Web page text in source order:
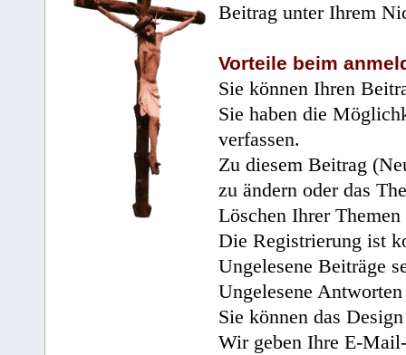
Beitrag unter Ihrem
Vorteile beim
Sie können Ihren
Sie haben die
verfassen.
Zu diesem Beitrag
zu ändern oder das
Löschen Ihrer
Die Registrierung ist
Ungelesene Beiträge
Ungelesene
Sie können das
Wir geben Ihre E-